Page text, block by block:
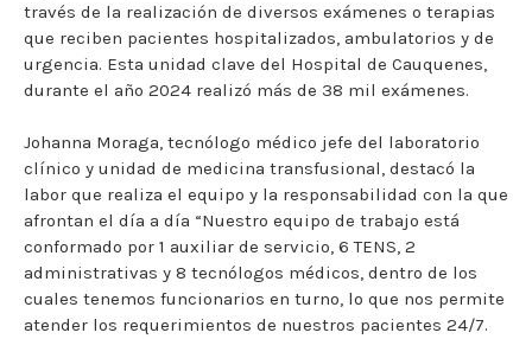
través de la realización de diversos exámenes o terapias
que reciben pacientes hospitalizados, ambulatorios y de
urgencia. Esta unidad clave del Hospital de Cauquenes,
durante el año 2024 realizó más de 38 mil exámenes.
Johanna Moraga, tecnólogo médico jefe del laboratorio
clínico y unidad de medicina transfusional, destacó la
labor que realiza el equipo y la responsabilidad con la que
afrontan el día a día “Nuestro equipo de trabajo está
conformado por 1 auxiliar de servicio, 6 TENS, 2
administrativas y 8 tecnólogos médicos, dentro de los
cuales tenemos funcionarios en turno, lo que nos permite
atender los requerimientos de nuestros pacientes 24/7.